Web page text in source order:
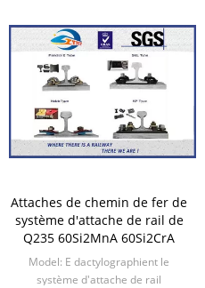
Attaches de chemin de fer de
système d'attache de rail de
Q235 60Si2MnA 60Si2CrA
Model: E dactylographient le
système d'attache de rail